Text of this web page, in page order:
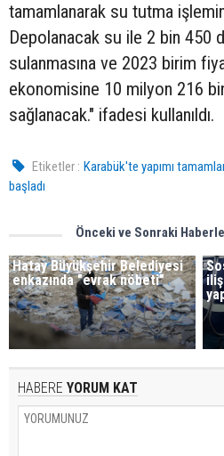
tamamlanarak su tutma
Depolanacak su ile 2 bin 450
sulanmasına ve 2023 birim
ekonomisine 10 milyon 216
sağlanacak." ifadesi kullanıldı.
Etiketler : Karabük'te yapımı
başladı
Önceki ve Sonraki
Hatay Büyükşehir Belediyesi
enkazında "evrak nöbeti"
HABERE YORUM KAT